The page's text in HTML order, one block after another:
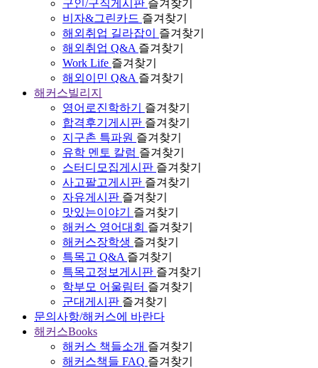
구인/구직게시판 즐겨찾기
비자&그린카드 즐겨찾기
해외취업 길라잡이
즐겨찾기
해외취업 Q&A 즐겨찾기
Work Life 즐겨찾기
해외이민 Q&A 즐겨찾기
해커스빌리지
영어로진학하기
즐겨찾기
합격후기게시판 즐겨찾기
지구촌 특파원 즐겨찾기
유학 멘토 칼럼 즐겨찾기
스터디모집게시판 즐겨찾기
사고팔고게시판 즐겨찾기
자유게시판 즐겨찾기
맛있는이야기
즐겨찾기
해커스 영어대회 즐겨찾기
해커스장학생 즐겨찾기
특목고 Q&A 즐겨찾기
특목고정보게시판 즐겨찾기
학부모 어울림터 즐겨찾기
군대게시판 즐겨찾기
문의사항/해커스에 바란다
해커스Books
해커스 책들소개 즐겨찾기
해커스책들 FAQ 즐겨찾기